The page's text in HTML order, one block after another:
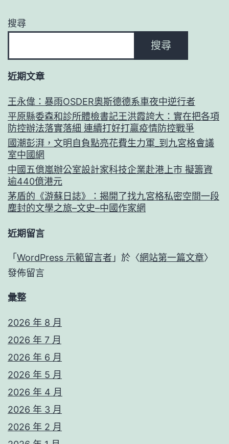
搜尋
搜尋
近期文章
王永偉：暴雨OSDER奧斯德德系車夜中逆行者
平原縣委森和診所體檢書記王洪霞誇大：實在把各項
防控辦法落實落細 連續打好打贏疫情防控戰爭
國潮彭湃，文明自負點亮花費生力軍_到九宮格會議
室中國網
中國五億嵐辦公室設計家科技企業赴港上市 擬籌資
逾440億港元
茅盾的《游蘇日誌》：揭開了找九宮格私密空間一段
塵封的文學之旅–文史–中國作家網
近期留言
「 WordPress 示範留言者 」於〈網站第一篇文章〉
發佈留言
彙整
2026 年 8 月
2026 年 7 月
2026 年 6 月
2026 年 5 月
2026 年 4 月
2026 年 3 月
2026 年 2 月